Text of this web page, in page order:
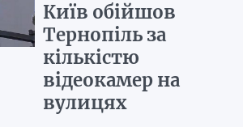
Київ обійшов
Тернопіль за
кількістю
відеокамер на
вулицях